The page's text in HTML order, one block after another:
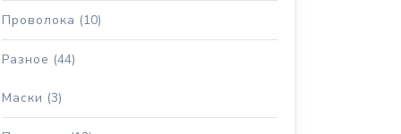
Проволока (10)
Разное (44)
Маски (3)